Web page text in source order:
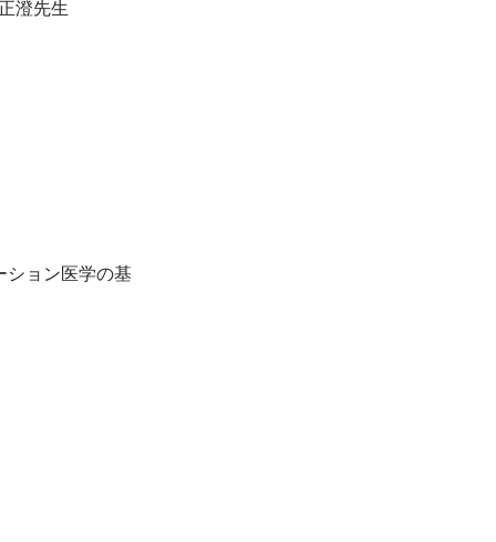
澄先生
ション医学の基